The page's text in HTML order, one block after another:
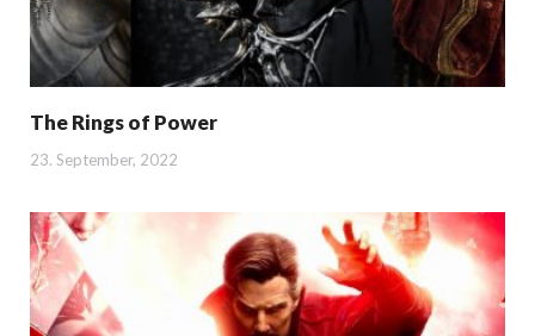
The Rings of Power
23. September, 2022